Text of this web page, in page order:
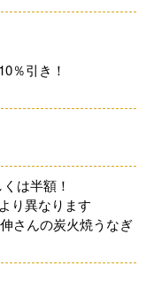
％引き！
は半額！
り異なります
んの炭火焼うなぎ